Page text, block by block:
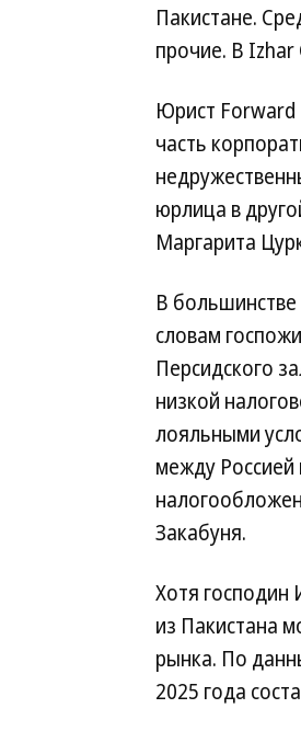
Пакистане.
прочие. В Izhar
Юрист Forward
часть
юрлица в
Маргарита
В большинстве
словам
Персидского
низкой
лояльными
между
Закабуня.
Хотя господин
из Пакистана
рынка. По
2025 года